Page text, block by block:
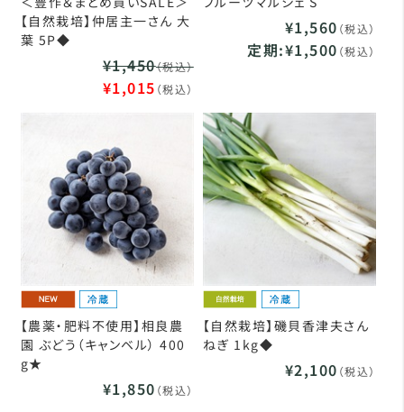
【自然栽培】仲居主一さん 大
葉 5P◆
¥1,450（税込）
¥1,015 （税込）
¥1,560 （税込）
定期:¥1,500 （税込）
【農薬・肥料不使用】相良農
園 ぶどう（キャンベル） 400
g★
¥1,850 （税込）
【自然栽培】磯貝香津夫さん
ねぎ 1kg◆
¥2,100 （税込）